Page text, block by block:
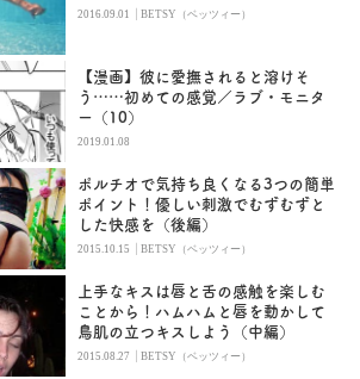
2016.09.01 |BETSY（ベッツィー）
【漫画】彼に愛撫されると溶けそ
う……初めての感覚／ラブ・モニタ
ー（10）
2019.01.08
ポルチオで気持ち良くなる3つの簡単
ポイント！優しい刺激でむずむずと
した快感を（後編）
2015.10.15 |BETSY（ベッツィー）
上手なキスは唇と舌の感触を楽しむ
ことから！ハムハムと唇を動かして
鳥肌の立つキスしよう（中編）
2015.08.27 |BETSY（ベッツィー）